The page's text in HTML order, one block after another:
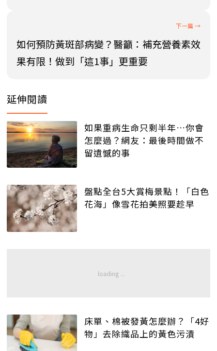
如何預防黃斑部病變？醫籲：補充營養素效
果有限！做到「這1事」更重要
延伸閱讀
如果重病生命只剩半年…你會
怎麼過？網友：最後時間做不
留遺憾的事
盤點全台5大賞梅景點！「白色
花海」像雪花拍美照要趁早
床單、棉被發黃怎麼辦？「4好
物」去除織品上的黃色污漬